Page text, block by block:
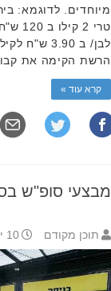
הרשת הקימה את
קרא עוד »
מבצעי סופ"ש
תוכן מקודם 10 יולי 2024 8:16